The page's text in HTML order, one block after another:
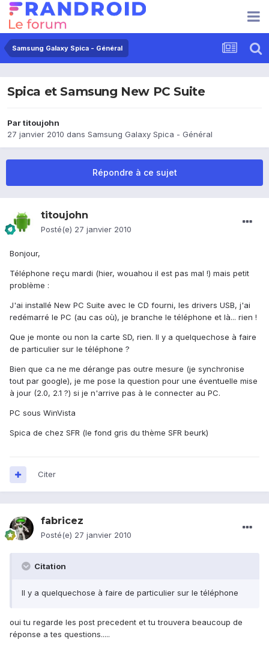
Samsung Galaxy Spica - Général
Spica et Samsung New PC Suite
Partitoujohn
27 janvier 2010 dans Samsung Galaxy Spica - Général
Répondre à ce sujet
titoujohn
Posté(e) 27 janvier 2010
Bonjour,
Téléphone reçu mardi (hier, wouahou il est pas mal !) mais petit
problème :
J'ai installé New PC Suite avec le CD fourni, les drivers USB, j'ai
redémarré le PC (au cas où), je branche le téléphone et là... rien !
Que je monte ou non la carte SD, rien. Il y a quelquechose à faire
de particulier sur le téléphone ?
Bien que ca ne me dérange pas outre mesure (je synchronise
tout par google), je me pose la question pour une éventuelle mise
à jour (2.0, 2.1 ?) si je n'arrive pas à le connecter au PC.
PC sous WinVista
Spica de chez SFR (le fond gris du thème SFR beurk)
Citer
fabricez
Posté(e) 27 janvier 2010
Citation
Il y a quelquechose à faire de particulier sur le téléphone
oui tu regarde les post precedent et tu trouvera beaucoup de
réponse a tes questions.....